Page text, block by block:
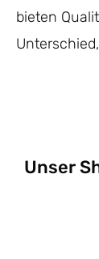
bieten
Unser